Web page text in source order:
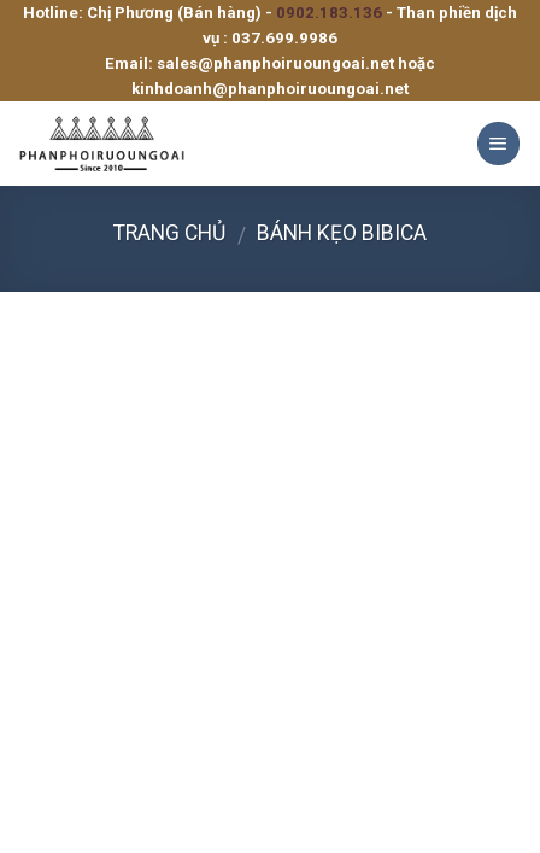
SkipHotline: Chị Phương (Bán hàng) - 0902.183.136 - Than phiền dịch
vụ : 037.699.9986
Email: sales@phanphoiruoungoai.net hoặc
kinhdoanh@phanphoiruoungoai.net
TRANG CHỦ / BÁNH KẸO BIBICA